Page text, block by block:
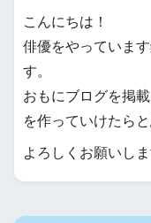
こんにちは！
俳優をやっていま
す。
おもにブログを掲
を作っていけたらと
よろしくお願いしま